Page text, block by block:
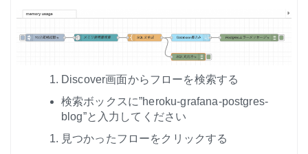
Discover画面からフローを検索する
検索ボックスに”heroku-grafana-postgres-
blog”と入力してください
見つかったフローをクリックする